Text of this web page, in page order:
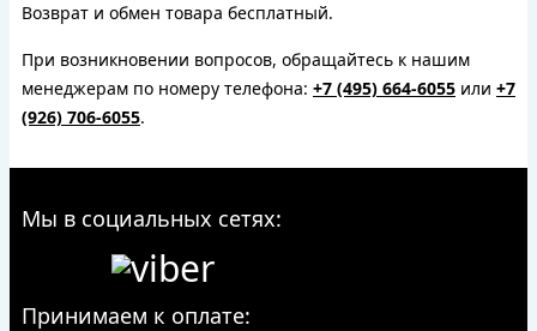
Возврат и обмен товара бесплатный.
При возникновении вопросов, обращайтесь к нашим
менеджерам по номеру телефона: +7 (495) 664-6055 или +7
(926) 706-6055.
Мы в социальных сетях:
Принимаем к оплате: